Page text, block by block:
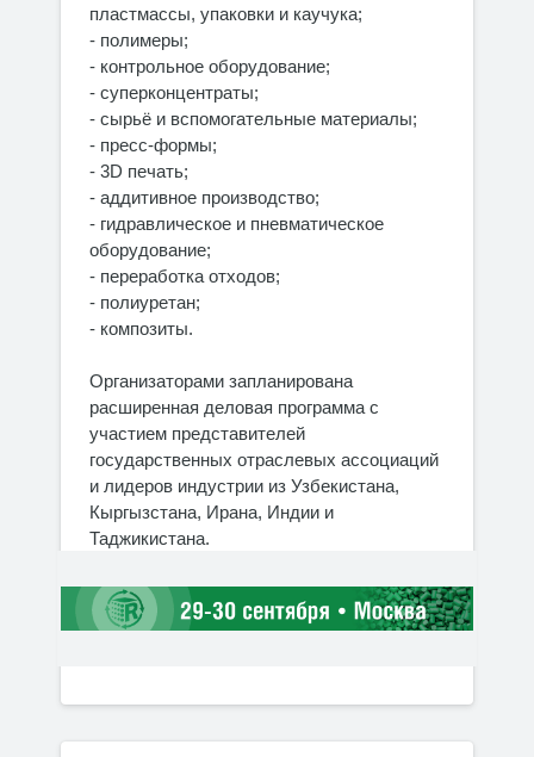
пластмассы, упаковки и каучука;
- полимеры;
- контрольное оборудование;
- суперконцентраты;
- сырьё и вспомогательные материалы;
- пресс-формы;
- 3D печать;
- аддитивное производство;
- гидравлическое и пневматическое
оборудование;
- переработка отходов;
- полиуретан;
- композиты.
Организаторами запланирована
расширенная деловая программа с
участием представителей
государственных отраслевых ассоциаций
и лидеров индустрии из Узбекистана,
Кыргызстана, Ирана, Индии и
Таджикистана.